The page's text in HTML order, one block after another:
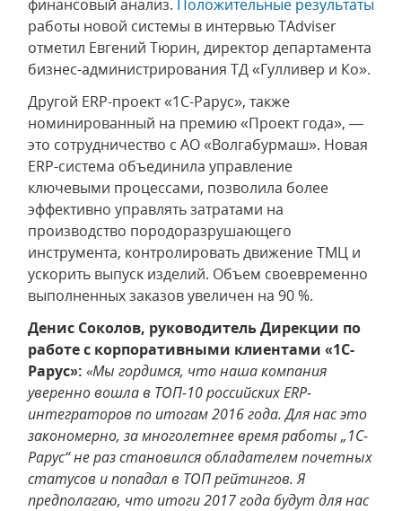
финансовый анализ. Положительные результаты
работы новой системы в интервью TAdviser
отметил Евгений Тюрин, директор департамента
бизнес-администрирования ТД «Гулливер и Ко».
Другой ERP-проект «1С-Рарус», также
номинированный на премию «Проект года», —
это сотрудничество с АО «Волгабурмаш». Новая
ERP-система объединила управление
ключевыми процессами, позволила более
эффективно управлять затратами на
производство породоразрушающего
инструмента, контролировать движение ТМЦ и
ускорить выпуск изделий. Объем своевременно
выполненных заказов увеличен на 90 %.
Денис Соколов, руководитель Дирекции по
работе с корпоративными клиентами «1С-
Рарус»: «Мы гордимся, что наша компания
уверенно вошла в ТОП-10 российских ERP-
интеграторов по итогам 2016 года. Для нас это
закономерно, за многолетнее время работы „1С-
Рарус“ не раз становился обладателем почетных
статусов и попадал в ТОП рейтингов. Я
предполагаю, что итоги 2017 года будут для нас